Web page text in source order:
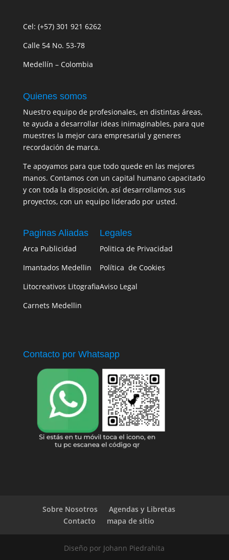
Cel: (+57) 301 921 6262
Calle 54 No. 53-78
Medellín – Colombia
Quienes somos
Nuestro equipo de profesionales, en distintas áreas,
te ayuda a desarrollar ideas inimaginables, para que
muestres la mejor cara empresarial y generes
recordación de marca.
Te apoyamos para que todo quede en las mejores
manos. Contamos con un capital humano capacitado
y con toda la disposición, así desarrollamos sus
proyectos, con un equipo liderado por usted.
Paginas Aliadas
Arca Publicidad
Imantados Medellin
Litocreativos Litografia
Carnets Medellin
Legales
Politica de Privacidad
Política de Cookies
Aviso Legal
Contacto por Whatsapp
Sobre Nosotros
Agendas y Libretas
Contacto
mapa de sitio
Diseño por Johann Piedrahita